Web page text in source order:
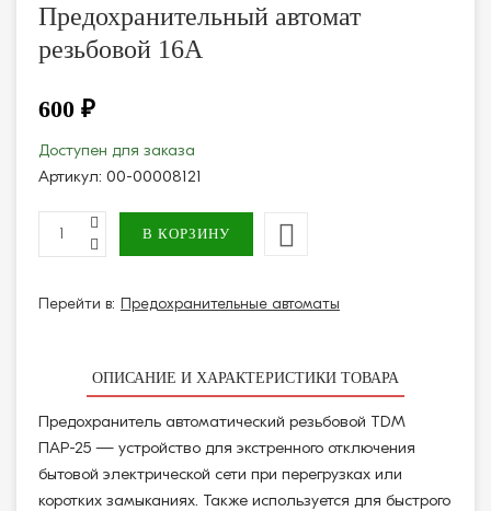
Предохранительный автомат
резьбовой 16А
600 ₽
Доступен для заказа
Артикул: 00-00008121
Перейти в: Предохранительные автоматы
ОПИСАНИЕ И ХАРАКТЕРИСТИКИ ТОВАРА
Предохранитель автоматический резьбовой TDM
ПАР-25 — устройство для экстренного отключения
бытовой электрической сети при перегрузках или
коротких замыканиях. Также используется для быстрого